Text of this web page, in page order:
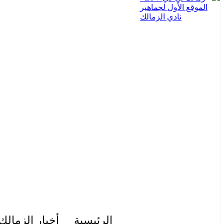
الرئيسية أخبار